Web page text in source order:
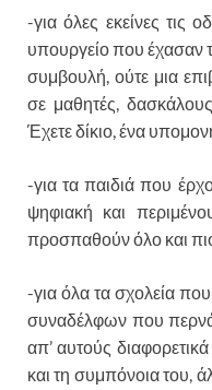
-για όλες εκείνες τις
υπουργείο που έχασαν
συμβουλή, ούτε μια
σε μαθητές,
Έχετε δίκιο, ένα
-για τα παιδιά που
ψηφιακή και
προσπαθούν όλο και
-για όλα τα σχολεία που
συναδέλφων που
απ’ αυτούς
και τη συμπόνοια του,